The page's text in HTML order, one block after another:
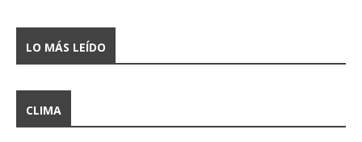
LO MÁS LEÍDO
CLIMA